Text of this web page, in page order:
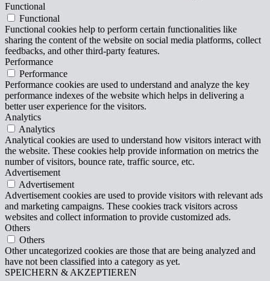
Functional
Functional
Functional cookies help to perform certain functionalities like
sharing the content of the website on social media platforms, collect
feedbacks, and other third-party features.
Performance
Performance
Performance cookies are used to understand and analyze the key
performance indexes of the website which helps in delivering a
better user experience for the visitors.
Analytics
Analytics
Analytical cookies are used to understand how visitors interact with
the website. These cookies help provide information on metrics the
number of visitors, bounce rate, traffic source, etc.
Advertisement
Advertisement
Advertisement cookies are used to provide visitors with relevant ads
and marketing campaigns. These cookies track visitors across
websites and collect information to provide customized ads.
Others
Others
Other uncategorized cookies are those that are being analyzed and
have not been classified into a category as yet.
SPEICHERN & AKZEPTIEREN